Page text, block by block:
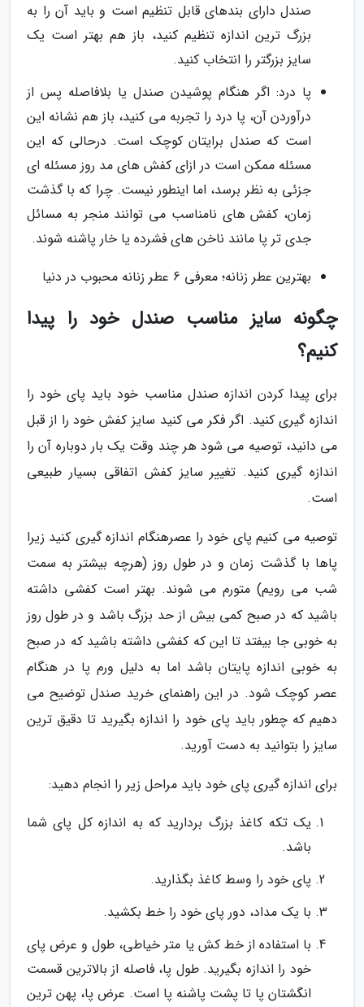
صندل دارای بندهای قابل تنظیم است و باید آن را به
بزرگ ترین اندازه تنظیم کنید، باز هم بهتر است یک
سایز بزرگتر را انتخاب کنید.
پا درد: اگر هنگام پوشیدن صندل یا بلافاصله پس از
درآوردن آن، پا درد را تجربه می کنید، باز هم نشانه این
است که صندل برایتان کوچک است. درحالی که این
مسئله ممکن است در ازای کفش های مد روز مسئله ای
جزئی به نظر برسد، اما اینطور نیست. چرا که با گذشت
زمان، کفش های نامناسب می توانند منجر به مسائل
جدی تر پا مانند ناخن های فشرده یا خار پاشنه شوند.
بهترین عطر زنانه؛ معرفی 6 عطر زنانه محبوب در دنیا
چگونه سایز مناسب صندل خود را پیدا
کنیم؟
برای پیدا کردن اندازه صندل مناسب خود باید پای خود را
اندازه گیری کنید. اگر فکر می کنید سایز کفش خود را از قبل
می دانید، توصیه می شود هر چند وقت یک بار دوباره آن را
اندازه گیری کنید. تغییر سایز کفش اتفاقی بسیار طبیعی
است.
توصیه می کنیم پای خود را عصرهنگام اندازه گیری کنید زیرا
پاها با گذشت زمان و در طول روز (هرچه بیشتر به سمت
شب می رویم) متورم می شوند. بهتر است کفشی داشته
باشید که در صبح کمی بیش از حد بزرگ باشد و در طول روز
به خوبی جا بیفتد تا این که کفشی داشته باشید که در صبح
به خوبی اندازه پایتان باشد اما به دلیل ورم پا در هنگام
عصر کوچک شود. در این راهنمای خرید صندل توضیح می
دهیم که چطور باید پای خود را اندازه بگیرید تا دقیق ترین
سایز را بتوانید به دست آورید.
برای اندازه گیری پای خود باید مراحل زیر را انجام دهید:
یک تکه کاغذ بزرگ بردارید که به اندازه کل پای شما
باشد.
پای خود را وسط کاغذ بگذارید.
با یک مداد، دور پای خود را خط بکشید.
با استفاده از خط کش یا متر خیاطی، طول و عرض پای
خود را اندازه بگیرید. طول پا، فاصله از بالاترین قسمت
انگشتان پا تا پشت پاشنه پا است. عرض پا، پهن ترین